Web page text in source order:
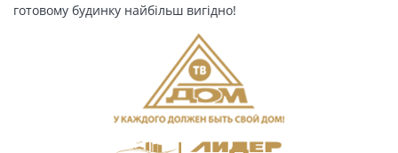
готовому будинку найбільш вигідно!